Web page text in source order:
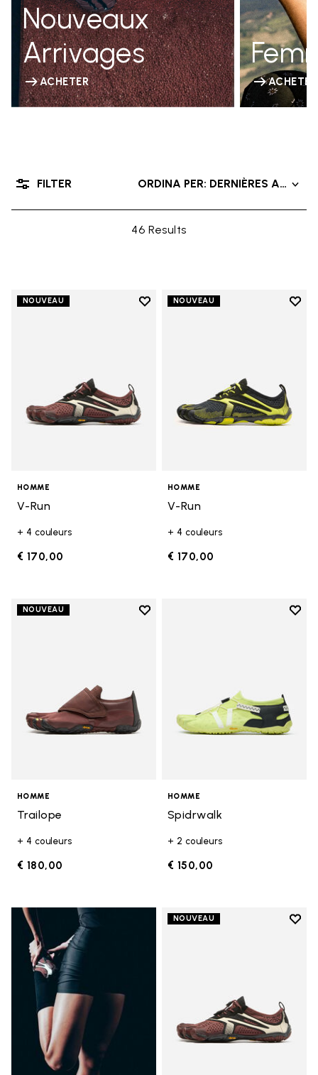
Nouveaux
Arrivages
ACHETER ACHETER
46 Results
ORDINA PER: DERNIÈRES
FILTER
NOUVEAU
Add to wishlist
HOMME
V-Run
+ 4 couleurs
€ 170,00
NOUVEAU
Add
HOMME
V-Run
+ 4 couleurs
€ 170,00
NOUVEAU
Add to wishlist
HOMME
Trailope
+ 4 couleurs
€ 180,00
Add
HOMME
Spidrwalk
+ 2 couleurs
€ 150,00
NOUVEAU
Add